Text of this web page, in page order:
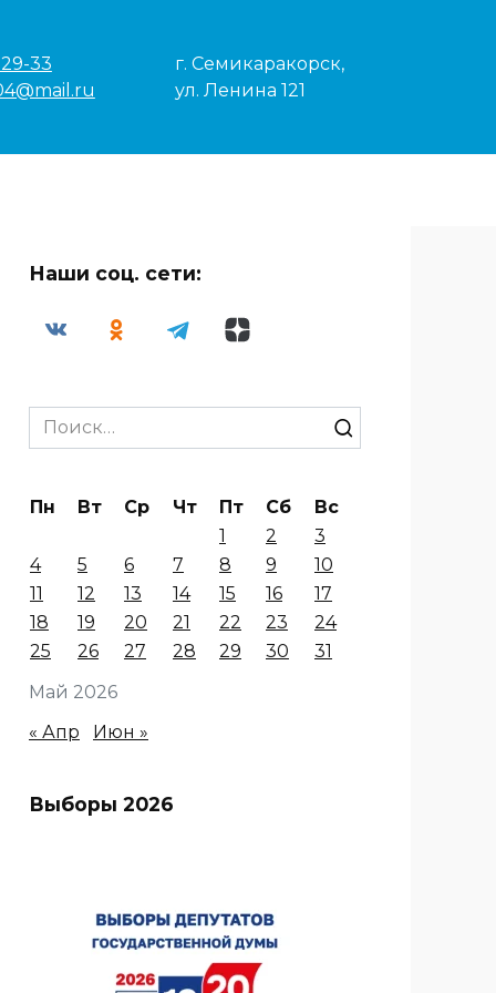
33
г. Семикаракорск,
ул. Ленина 121
Наши соц. сети:
Search
for:
Май 2026
Пн Вт Ср Чт Пт Сб
Вс
1
2
3
4
5 6 7 8 9
10
11
12 13 14 15 16
17
18
19 20 21 22 23
24
25
26 27 28 29 30 31
« Апр Июн »
Выборы 2026